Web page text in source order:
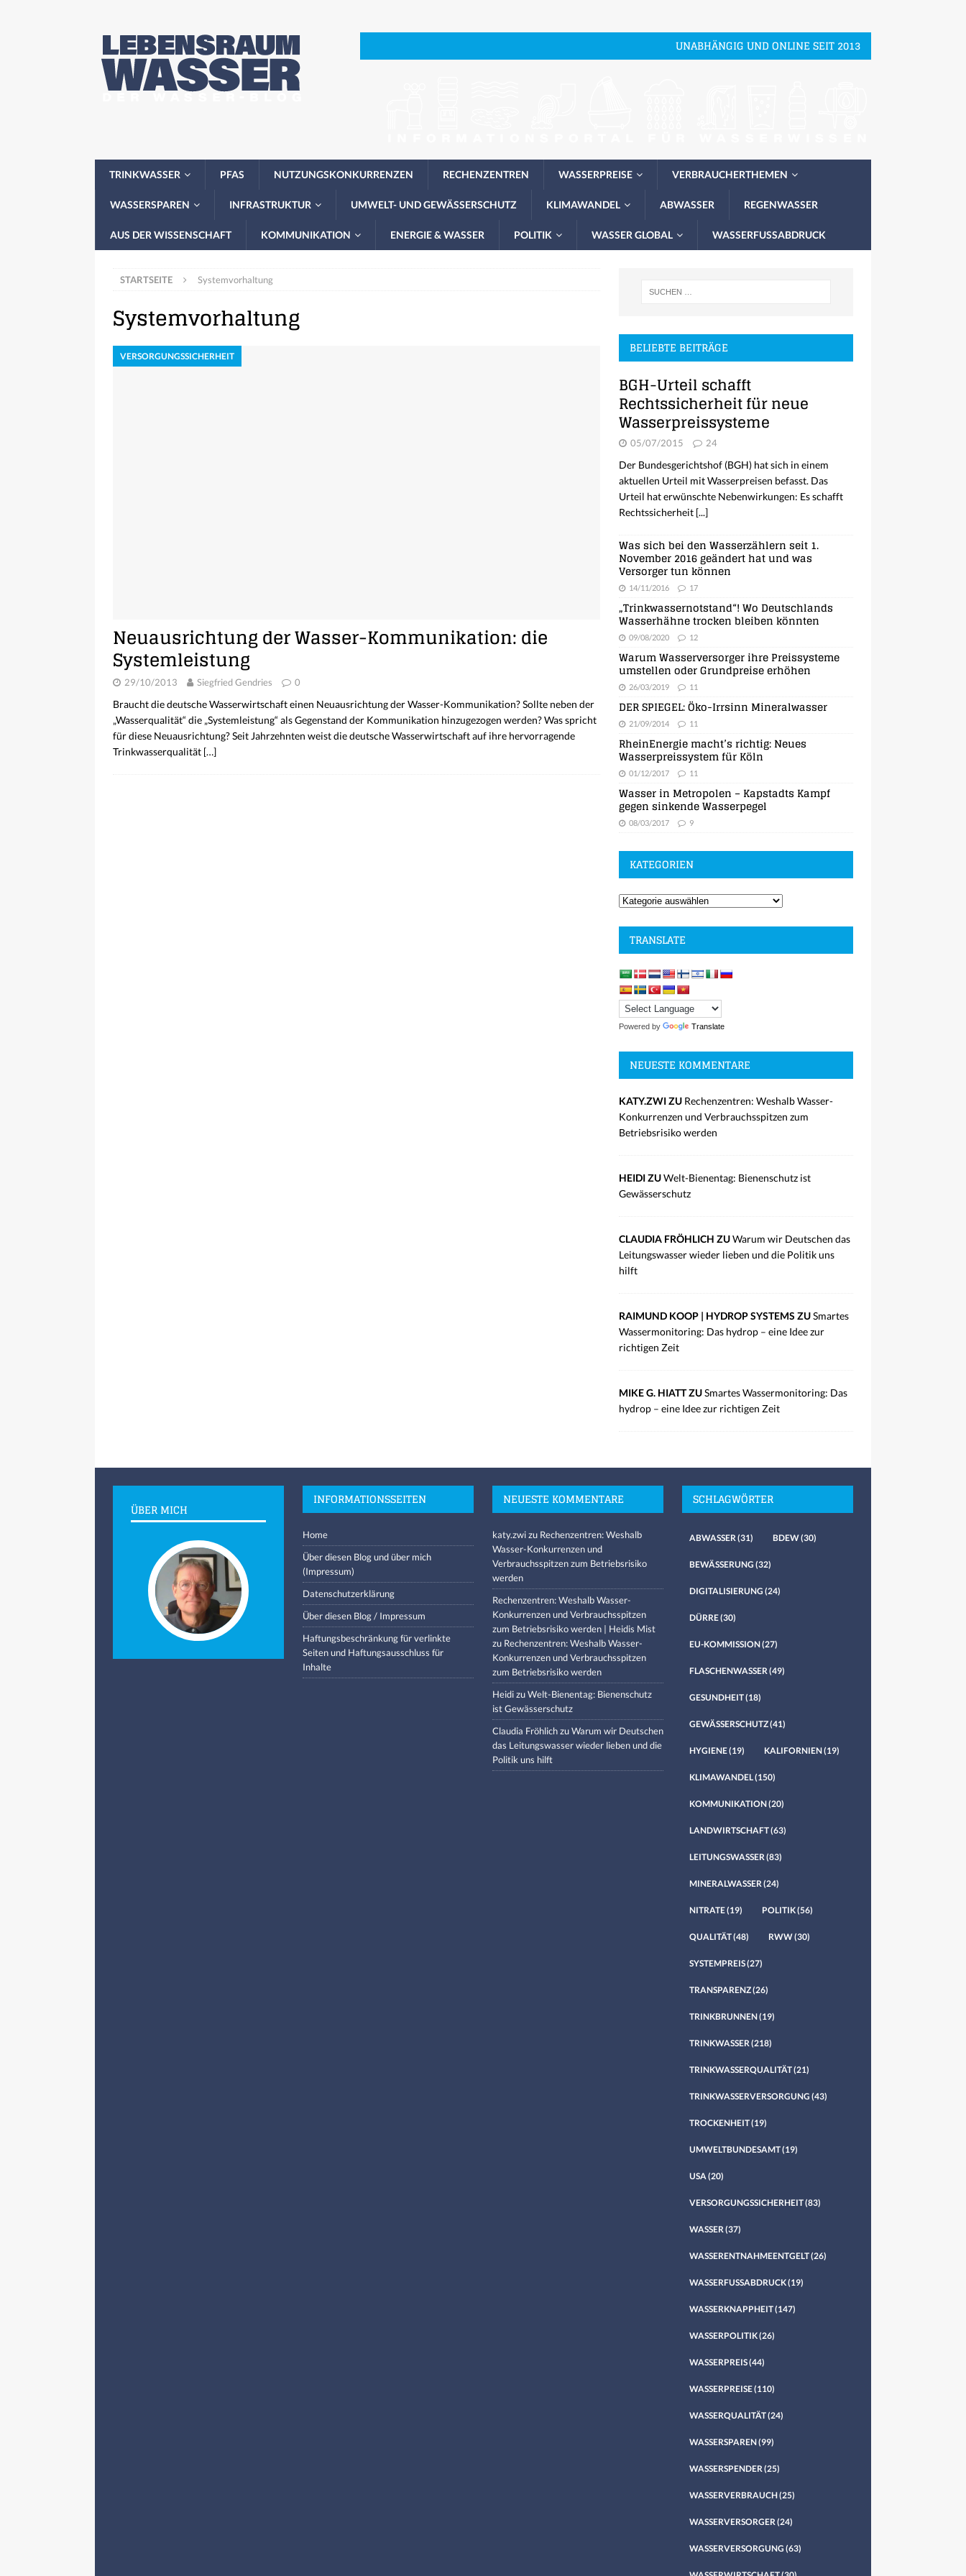
UNABHÄNGIG UND ONLINE SEIT 2013
TRINKWASSER PFAS NUTZUNGSKONKURRENZEN RECHENZENTREN WASSERPREISE VERBRAUCHERTHEMEN
WASSERSPAREN INFRASTRUKTUR UMWELT- UND GEWÄSSERSCHUTZ KLIMAWANDEL ABWASSER REGENWASSER
AUS DER WISSENSCHAFT KOMMUNIKATION ENERGIE & WASSER POLITIK WASSER GLOBAL WASSERFUSSABDRUCK
STARTSEITE Systemvorhaltung
Systemvorhaltung
VERSORGUNGSSICHERHEIT
Neuausrichtung der Wasser-Kommunikation: die
Systemleistung
29/10/2013 Siegfried Gendries 0
Braucht die deutsche Wasserwirtschaft einen Neuausrichtung der Wasser-Kommunikation? Sollte neben der
„Wasserqualität“ die „Systemleistung“ als Gegenstand der Kommunikation hinzugezogen werden? Was spricht
für diese Neuausrichtung? Seit Jahrzehnten weist die deutsche Wasserwirtschaft auf ihre hervorragende
Trinkwasserqualität […]
BELIEBTE BEITRÄGE
BGH-Urteil schafft
Rechtssicherheit für neue
Wasserpreissysteme
05/07/2015 24
Der Bundesgerichtshof (BGH) hat sich in einem
aktuellen Urteil mit Wasserpreisen befasst. Das
Urteil hat erwünschte Nebenwirkungen: Es schafft
Rechtssicherheit [...]
Was sich bei den Wasserzählern seit 1.
November 2016 geändert hat und was
Versorger tun können
14/11/2016 17
„Trinkwassernotstand“! Wo Deutschlands
Wasserhähne trocken bleiben könnten
09/08/2020 12
Warum Wasserversorger ihre Preissysteme
umstellen oder Grundpreise erhöhen
26/03/2019 11
DER SPIEGEL: Öko-Irrsinn Mineralwasser
21/09/2014 11
RheinEnergie macht’s richtig: Neues
Wasserpreissystem für Köln
01/12/2017 11
Wasser in Metropolen – Kapstadts Kampf
gegen sinkende Wasserpegel
08/03/2017 9
KATEGORIEN
TRANSLATE
Powered by Translate
NEUESTE KOMMENTARE
KATY.ZWI ZU Rechenzentren: Weshalb Wasser-
Konkurrenzen und Verbrauchsspitzen zum
Betriebsrisiko werden
HEIDI ZUWelt-Bienentag: Bienenschutz ist
Gewässerschutz
CLAUDIA FRÖHLICH ZUWarum wir Deutschen das
Leitungswasser wieder lieben und die Politik uns
hilft
RAIMUND KOOP | HYDROP SYSTEMS ZUSmartes
Wassermonitoring: Das hydrop – eine Idee zur
richtigen Zeit
MIKE G. HIATT ZUSmartes Wassermonitoring: Das
hydrop – eine Idee zur richtigen Zeit
ÜBER MICH
INFORMATIONSSEITEN
Home
Über diesen Blog und über mich
(Impressum)
Datenschutzerklärung
Über diesen Blog / Impressum
Haftungsbeschränkung für verlinkte
Seiten und Haftungsausschluss für
Inhalte
NEUESTE KOMMENTARE
katy.zwizu Rechenzentren: Weshalb
Wasser-Konkurrenzen und
Verbrauchsspitzen zum Betriebsrisiko
werden
Rechenzentren: Weshalb Wasser-
Konkurrenzen und Verbrauchsspitzen
zum Betriebsrisiko werden | Heidis Mist
zu Rechenzentren: Weshalb Wasser-
Konkurrenzen und Verbrauchsspitzen
zum Betriebsrisiko werden
HeidizuWelt-Bienentag: Bienenschutz
ist Gewässerschutz
Claudia FröhlichzuWarum wir Deutschen
das Leitungswasser wieder lieben und die
Politik uns hilft
SCHLAGWÖRTER
ABWASSER (31) BDEW(30)
BEWÄSSERUNG (32)
DIGITALISIERUNG (24)
DÜRRE(30)
EU-KOMMISSION(27)
FLASCHENWASSER (49)
GESUNDHEIT(18)
GEWÄSSERSCHUTZ(41)
HYGIENE(19) KALIFORNIEN(19)
KLIMAWANDEL(150)
KOMMUNIKATION(20)
LANDWIRTSCHAFT(63)
LEITUNGSWASSER (83)
MINERALWASSER (24)
NITRATE(19) POLITIK(56)
QUALITÄT(48) RWW(30)
SYSTEMPREIS(27)
TRANSPARENZ(26)
TRINKBRUNNEN(19)
TRINKWASSER (218)
TRINKWASSERQUALITÄT(21)
TRINKWASSERVERSORGUNG (43)
TROCKENHEIT(19)
UMWELTBUNDESAMT(19)
USA (20)
VERSORGUNGSSICHERHEIT(83)
WASSER (37)
WASSERENTNAHMEENTGELT(26)
WASSERFUSSABDRUCK(19)
WASSERKNAPPHEIT(147)
WASSERPOLITIK(26)
WASSERPREIS(44)
WASSERPREISE(110)
WASSERQUALITÄT(24)
WASSERSPAREN(99)
WASSERSPENDER (25)
WASSERVERBRAUCH(25)
WASSERVERSORGER (24)
WASSERVERSORGUNG (63)